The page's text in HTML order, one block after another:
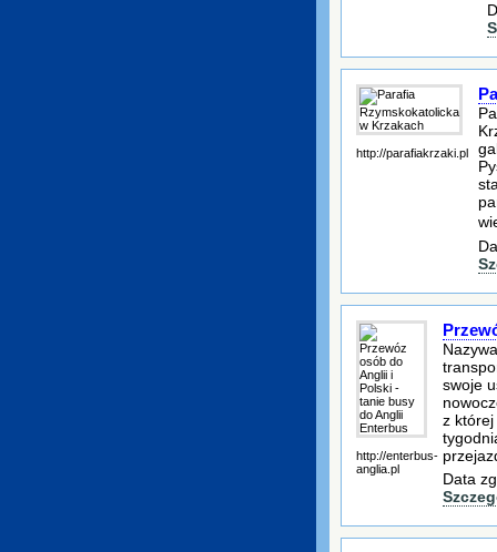
http://parafiakrzaki.pl
http://enterbus-
anglia.pl
swoje
z
Data